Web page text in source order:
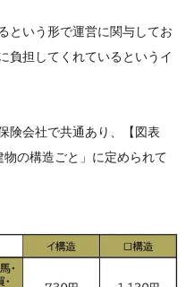
という形で運営に関与してお
負担してくれているというイ
険会社で共通あり、【図表
の構造ごと」に定められて